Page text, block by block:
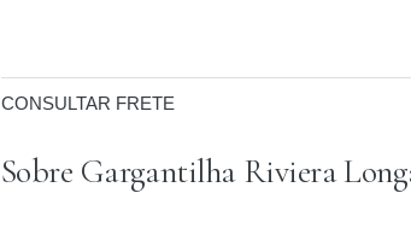
CONSULTAR FRETE
Sobre Gargantilha Riviera